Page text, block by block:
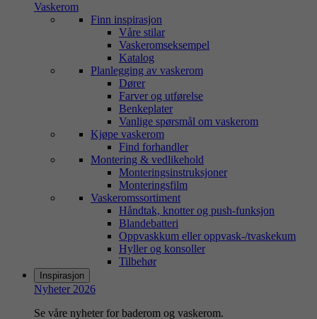
Vaskerom
Finn inspirasjon
Våre stilar
Vaskeromseksempel
Katalog
Planlegging av vaskerom
Dører
Farver og utførelse
Benkeplater
Vanlige spørsmål om vaskerom
Kjøpe vaskerom
Find forhandler
Montering & vedlikehold
Monteringsinstruksjoner
Monteringsfilm
Vaskeromssortiment
Håndtak, knotter og push-funksjon
Blandebatteri
Oppvaskkum eller oppvask-/tvaskekum
Hyller og konsoller
Tilbehør
Inspirasjon
Nyheter 2026
Se våre nyheter for baderom og vaskerom.